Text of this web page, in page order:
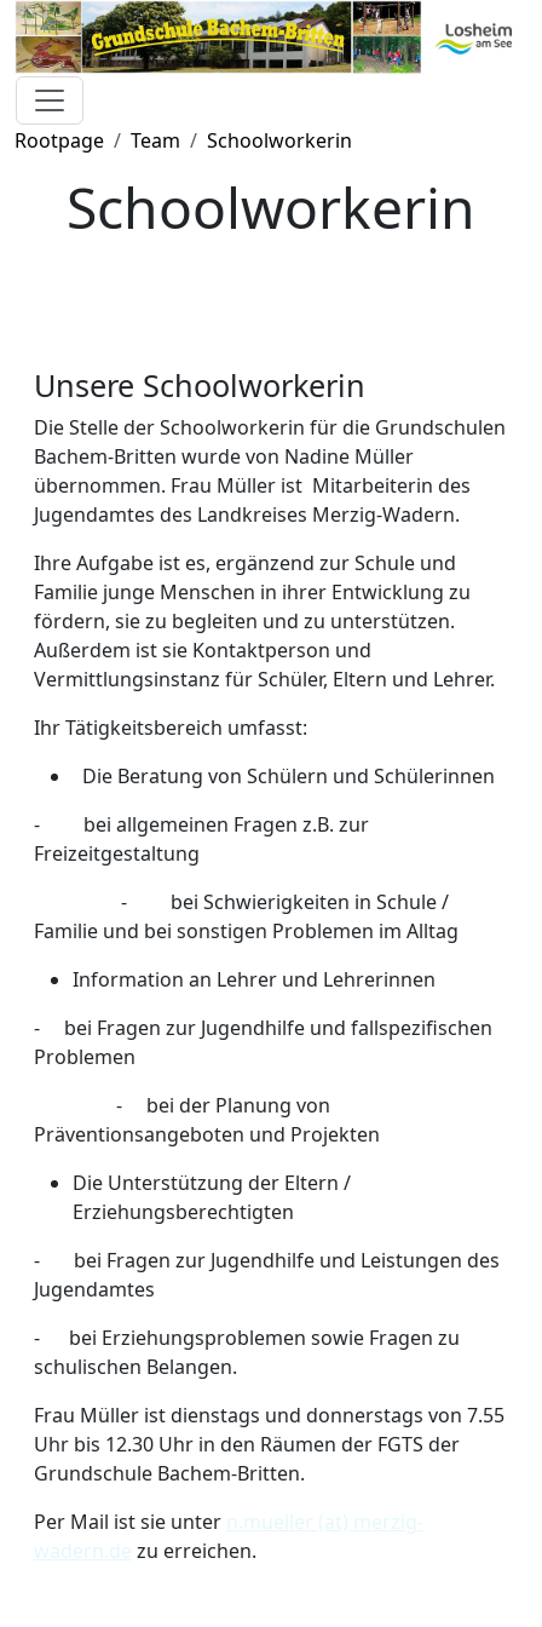
Rootpage Team Schoolworkerin
Schoolworkerin
Unsere Schoolworkerin
Die Stelle der Schoolworkerin für die Grundschulen
Bachem-Britten wurde von Nadine Müller
übernommen. Frau Müller ist Mitarbeiterin des
Jugendamtes des Landkreises Merzig-Wadern.
Ihre Aufgabe ist es, ergänzend zur Schule und
Familie junge Menschen in ihrer Entwicklung zu
fördern, sie zu begleiten und zu unterstützen.
Außerdem ist sie Kontaktperson und
Vermittlungsinstanz für Schüler, Eltern und Lehrer.
Ihr Tätigkeitsbereich umfasst:
Die Beratung von Schülern und Schülerinnen
- bei allgemeinen Fragen z.B. zur
Freizeitgestaltung
- bei Schwierigkeiten in Schule /
Familie und bei sonstigen Problemen im Alltag
Information an Lehrer und Lehrerinnen
- bei Fragen zur Jugendhilfe und fallspezifischen
Problemen
- bei der Planung von
Präventionsangeboten und Projekten
Die Unterstützung der Eltern /
Erziehungsberechtigten
- bei Fragen zur Jugendhilfe und Leistungen des
Jugendamtes
- bei Erziehungsproblemen sowie Fragen zu
schulischen Belangen.
Frau Müller ist dienstags und donnerstags von 7.55
Uhr bis 12.30 Uhr in den Räumen der FGTS der
Grundschule Bachem-Britten.
Per Mail ist sie unter n.mueller (at) merzig-
wadern.de zu erreichen.